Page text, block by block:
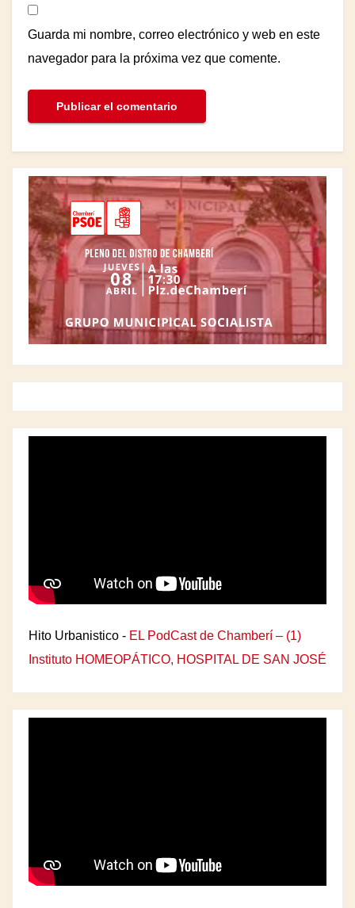
Guarda mi nombre, correo electrónico y web en este
navegador para la próxima vez que comente.
Hito Urbanistico - EL PodCast de Chamberí – (1)
Instituto HOMEOPÁTICO, HOSPITAL DE SAN JOSÉ